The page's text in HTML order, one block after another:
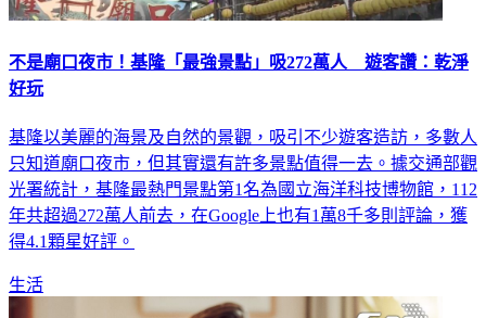
不是廟口夜市！基隆「最強景點」吸272萬人 遊客讚：乾淨
好玩
基隆以美麗的海景及自然的景觀，吸引不少遊客造訪，多數人
只知道廟口夜市，但其實還有許多景點值得一去。據交通部觀
光署統計，基隆最熱門景點第1名為國立海洋科技博物館，112
年共超過272萬人前去，在Google上也有1萬8千多則評論，獲
得4.1顆星好評。
生活